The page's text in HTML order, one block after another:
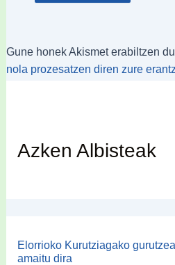
Gune honek Akismet erabiltzen
nola prozesatzen diren zure
Azken Albisteak
Elorrioko Kurutziagako
amaitu dira